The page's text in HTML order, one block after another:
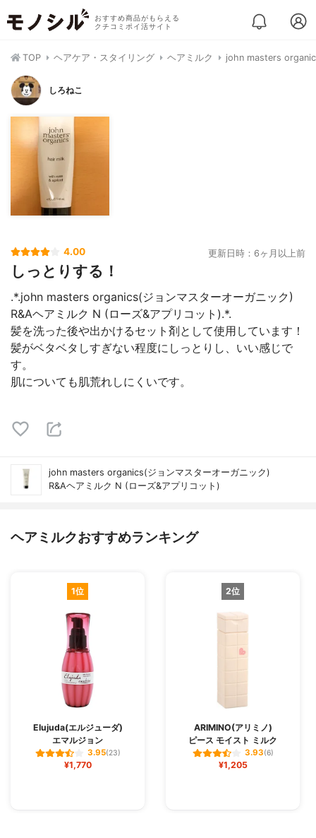
おすすめ商品がもらえる
クチコミポイ活サイト
TOP ヘアケア・スタイリング ヘアミルク john masters
しろねこ
4.00 更新日時：6ヶ月以上前
しっとりする！
.*.john masters organics(ジョンマスターオーガニック)
R&Aヘアミルク N (ローズ&アプリコット).*.
髪を洗った後や出かけるセット剤として使用しています！
髪がベタベタしすぎない程度にしっとりし、いい感じで
す。
肌についても肌荒れしにくいです。
john masters organics(ジョンマスターオーガニック)
R&Aヘアミルク N (ローズ&アプリコット)
ヘアミルクおすすめランキング
1位
Elujuda(エルジューダ)
エマルジョン
3.95(23)
¥1,770
2位
ARIMINO(アリミノ)
ピース モイスト ミルク
3.93(6)
¥1,205